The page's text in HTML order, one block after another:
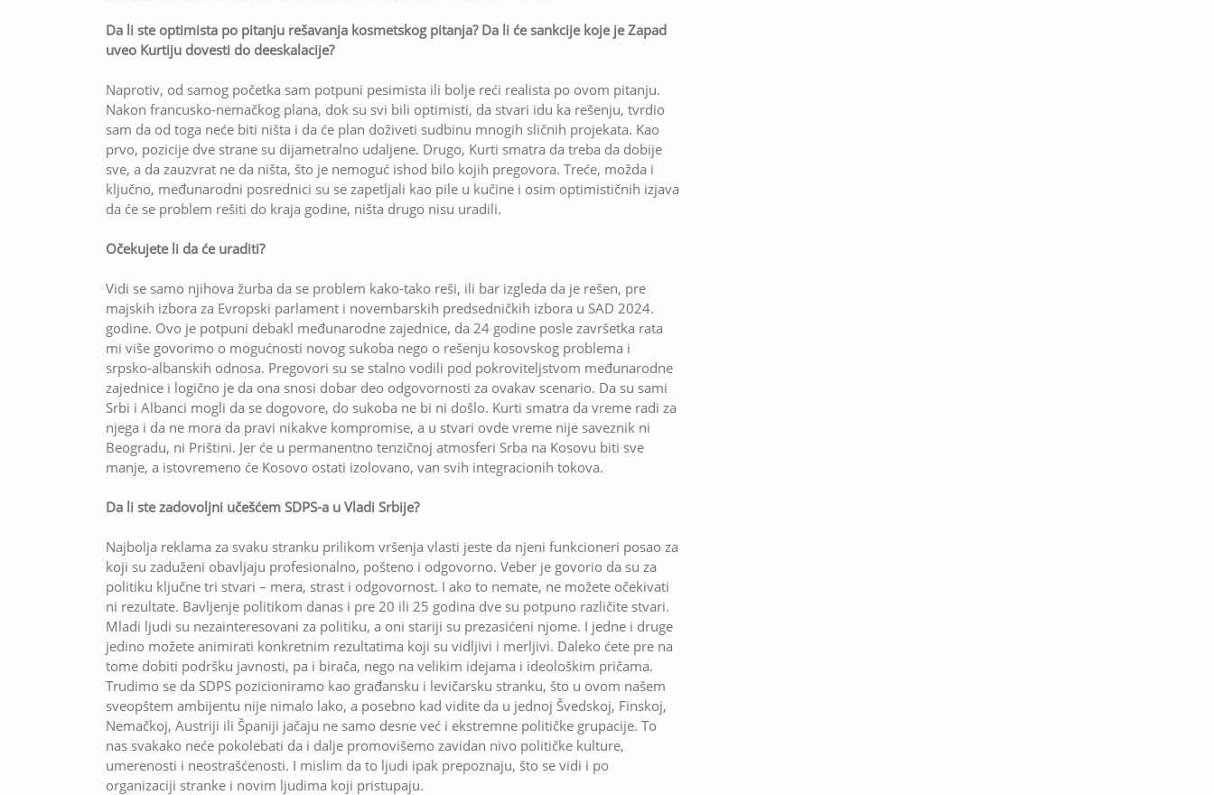
Da li ste optimista po pitanju rešavanja kosmetskog pitanja? Da li će sankcije koje je Zapad
uveo Kurtiju dovesti do deeskalacije?
Naprotiv, od samog početka sam potpuni pesimista ili bolje reći realista po ovom pitanju.
Nakon francusko-nemačkog plana, dok su svi bili optimisti, da stvari idu ka rešenju, tvrdio
sam da od toga neće biti ništa i da će plan doživeti sudbinu mnogih sličnih projekata. Kao
prvo, pozicije dve strane su dijametralno udaljene. Drugo, Kurti smatra da treba da dobije
sve, a da zauzvrat ne da ništa, što je nemoguć ishod bilo kojih pregovora. Treće, možda i
ključno, međunarodni posrednici su se zapetljali kao pile u kučine i osim optimističnih izjava
da će se problem rešiti do kraja godine, ništa drugo nisu uradili.
Očekujete li da će uraditi?
Vidi se samo njihova žurba da se problem kako-tako reši, ili bar izgleda da je rešen, pre
majskih izbora za Evropski parlament i novembarskih predsedničkih izbora u SAD 2024.
godine. Ovo je potpuni debakl međunarodne zajednice, da 24 godine posle završetka rata
mi više govorimo o mogućnosti novog sukoba nego o rešenju kosovskog problema i
srpsko-albanskih odnosa. Pregovori su se stalno vodili pod pokroviteljstvom međunarodne
zajednice i logično je da ona snosi dobar deo odgovornosti za ovakav scenario. Da su sami
Srbi i Albanci mogli da se dogovore, do sukoba ne bi ni došlo. Kurti smatra da vreme radi za
njega i da ne mora da pravi nikakve kompromise, a u stvari ovde vreme nije saveznik ni
Beogradu, ni Prištini. Jer će u permanentno tenzičnoj atmosferi Srba na Kosovu biti sve
manje, a istovremeno će Kosovo ostati izolovano, van svih integracionih tokova.
Da li ste zadovoljni učešćem SDPS-a u Vladi Srbije?
Najbolja reklama za svaku stranku prilikom vršenja vlasti jeste da njeni funkcioneri posao za
koji su zaduženi obavljaju profesionalno, pošteno i odgovorno. Veber je govorio da su za
politiku ključne tri stvari – mera, strast i odgovornost. I ako to nemate, ne možete očekivati
ni rezultate. Bavljenje politikom danas i pre 20 ili 25 godina dve su potpuno različite stvari.
Mladi ljudi su nezainteresovani za politiku, a oni stariji su prezasićeni njome. I jedne i druge
jedino možete animirati konkretnim rezultatima koji su vidljivi i merljivi. Daleko ćete pre na
tome dobiti podršku javnosti, pa i birača, nego na velikim idejama i ideološkim pričama.
Trudimo se da SDPS pozicioniramo kao građansku i levičarsku stranku, što u ovom našem
sveopštem ambijentu nije nimalo lako, a posebno kad vidite da u jednoj Švedskoj, Finskoj,
Nemačkoj, Austriji ili Španiji jačaju ne samo desne već i ekstremne političke grupacije. To
nas svakako neće pokolebati da i dalje promovišemo zavidan nivo političke kulture,
umerenosti i neostrašćenosti. I mislim da to ljudi ipak prepoznaju, što se vidi i po
organizaciji stranke i novim ljudima koji pristupaju.